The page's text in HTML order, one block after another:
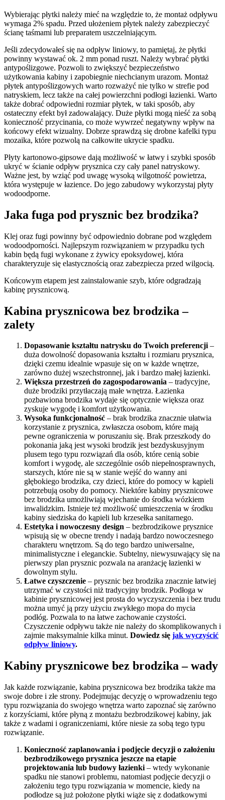
Wybierając płytki należy mieć na względzie to, że montaż odpływu
wymaga 2% spadu. Przed ułożeniem płytek należy zabezpieczyć
ścianę taśmami lub preparatem uszczelniającym.
Jeśli zdecydowałeś się na odpływ liniowy, to pamiętaj, że płytki
powinny wystawać ok. 2 mm ponad ruszt. Należy wybrać płytki
antypoślizgowe. Pozwoli to zwiększyć bezpieczeństwo
użytkowania kabiny i zapobiegnie niechcianym urazom. Montaż
płytek antypoślizgowych warto rozważyć nie tylko w strefie pod
natryskiem, lecz także na całej powierzchni podłogi łazienki. Warto
także dobrać odpowiedni rozmiar płytek, w taki sposób, aby
ostateczny efekt był zadowalający. Duże płytki mogą nieść za sobą
konieczność przycinania, co może wywrzeć negatywny wpływ na
końcowy efekt wizualny. Dobrze sprawdzą się drobne kafelki typu
mozaika, które pozwolą na całkowite ukrycie spadku.
Płyty kartonowo-gipsowe dają możliwość w łatwy i szybki sposób
ukryć w ścianie odpływ prysznica czy cały panel natryskowy.
Ważne jest, by wziąć pod uwagę wysoką wilgotność powietrza,
która występuje w łazience. Do jego zabudowy wykorzystaj płyty
wodoodporne.
Jaka fuga pod prysznic bez brodzika?
Klej oraz fugi powinny być odpowiednio dobrane pod względem
wodoodporności. Najlepszym rozwiązaniem w przypadku tych
kabin będą fugi wykonane z żywicy epoksydowej, która
charakteryzuje się elastycznością oraz zabezpiecza przed wilgocią.
Końcowym etapem jest zainstalowanie szyb, które odgradzają
kabinę prysznicową.
Kabina prysznicowa bez brodzika –
zalety
Dopasowanie kształtu natrysku do Twoich preferencji–
duża dowolność dopasowania kształtu i rozmiaru prysznica,
dzięki czemu idealnie wpasuje się on w każde wnętrze,
zarówno dużej wszechstronnej, jak i bardzo małej łazienki.
Większa przestrzeń do zagospodarowania – tradycyjne,
duże brodziki przytłaczają małe wnętrza. Łazienka
pozbawiona brodzika wydaje się optycznie większa oraz
zyskuje wygodę i komfort użytkowania.
Wysoka funkcjonalność – brak brodzika znacznie ułatwia
korzystanie z prysznica, zwłaszcza osobom, które mają
pewne ograniczenia w poruszaniu się. Brak przeszkody do
pokonania jaką jest wysoki brodzik jest bezdyskusyjnym
plusem tego typu rozwiązań dla osób, które cenią sobie
komfort i wygodę, ale szczególnie osób niepełnosprawnych,
starszych, które nie są w stanie wejść do wanny ani
głębokiego brodzika, czy dzieci, które do pomocy w kąpieli
potrzebują osoby do pomocy. Niektóre kabiny prysznicowe
bez brodzika umożliwiają wjechanie do środka wózkiem
inwalidzkim. Istnieje też możliwość umieszczenia w środku
kabiny siedziska do kąpieli lub krzesełka sanitarnego.
Estetyka i nowoczesny design – bezbrodzikowe prysznice
wpisują się w obecne trendy i nadają bardzo nowoczesnego
charakteru wnętrzom. Są do tego bardzo uniwersalne,
minimalistyczne i eleganckie. Subtelny, niewysuwający się na
pierwszy plan prysznic pozwala na aranżację łazienki w
dowolnym stylu.
Łatwe czyszczenie – prysznic bez brodzika znacznie łatwiej
utrzymać w czystości niż tradycyjny brodzik. Podłoga w
kabinie prysznicowej jest prosta do wyczyszczenia i bez trudu
można umyć ją przy użyciu zwykłego mopa do mycia
podłóg. Pozwala to na łatwe zachowanie czystości.
Czyszczenie odpływu także nie należy do skomplikowanych i
zajmie maksymalnie kilka minut. Dowiedz się jak wyczyścić
odpływ liniowy.
Kabiny prysznicowe bez brodzika – wady
Jak każde rozwiązanie, kabina prysznicowa bez brodzika także ma
swoje dobre i złe strony. Podejmując decyzję o wprowadzeniu tego
typu rozwiązania do swojego wnętrza warto zapoznać się zarówno
z korzyściami, które płyną z montażu bezbrodzikowej kabiny, jak
także z wadami i ograniczeniami, które niesie za sobą tego typu
rozwiązanie.
Konieczność zaplanowania i podjęcie decyzji o założeniu
bezbrodzikowego prysznica jeszcze na etapie
projektowania lub budowy łazienki – wtedy wykonanie
spadku nie stanowi problemu, natomiast podjęcie decyzji o
założeniu tego typu rozwiązania w momencie, kiedy na
podłodze są już położone płytki wiąże się z dodatkowymi